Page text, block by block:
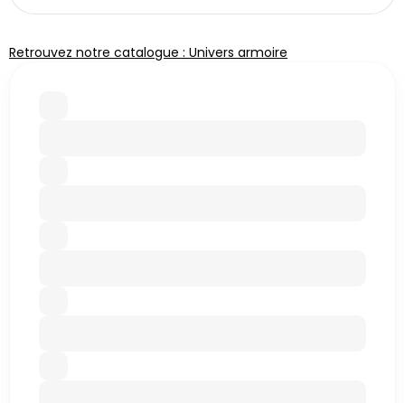
Retrouvez notre catalogue : Univers armoire